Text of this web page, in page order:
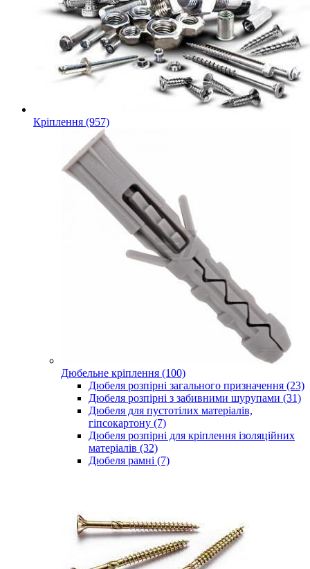
Кріплення (957)
Дюбельне кріплення (100)
Дюбеля розпірні загального призначення (23)
Дюбеля розпірні з забивними шурупами (31)
Дюбеля для пустотілих матеріалів,
гіпсокартону (7)
Дюбеля розпірні для кріплення ізоляційних
матеріалів (32)
Дюбеля рамні (7)